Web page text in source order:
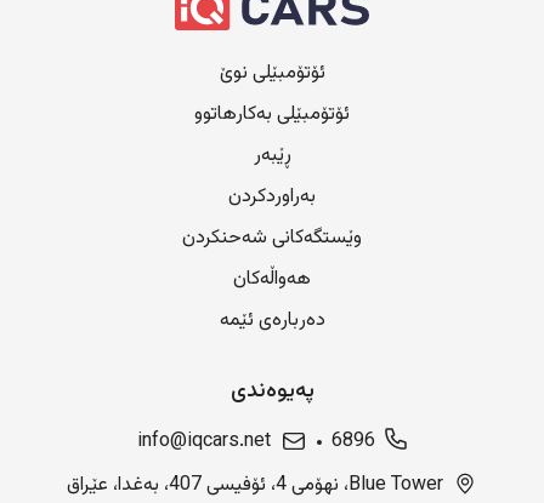
ئۆتۆمبێلی نوێ
ئۆتۆمبێلی بەکارهاتوو
ڕێبەر
بەراوردکردن
وێستگەکانی شەحنکردن
هەواڵەکان
دەربارەی ئێمە
پەیوەندی
6896
info@iqcars.net
Blue Tower، نهۆمی 4، ئۆفیسی 407، بەغدا، عێراق